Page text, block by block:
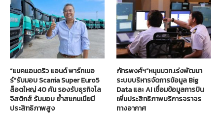
“แมคแอนดริว แอนด์ พาร์ทเนอ
ร์”รับมอบ Scania Super Euro5
ล็อตใหญ่ 40 คัน รองรับธุรกิจโล
จิสติกส์ รับมอบ ย้ำสแกนเนียมี
ประสิทธิภาพสูง
ภัทรพงศ์ฯ”หนุนบวท.เร่งพัฒนา
ระบบบริหารจัดการข้อมูล Big
Data และ AI เชื่อมข้อมูลการบิน
เพิ่มประสิทธิภาพบริการจราจร
ทางอากาศ